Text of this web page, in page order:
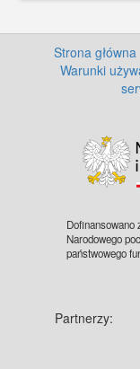
Strona główna
Warunki
Narodowego
państwowego
Partnerzy: